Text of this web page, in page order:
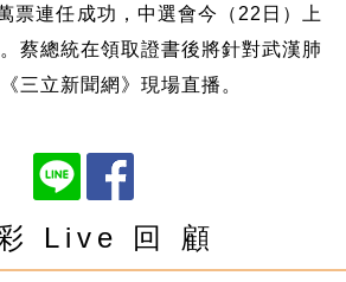
票連任成功，中選會今（22日）上
蔡總統在領取證書後將針對武漢肺
三立新聞網》現場直播。
Live 回 顧